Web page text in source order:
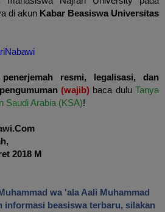
di akun Kabar Beasiswa Universitas
resmi, legalisasi, dan
(wajib) baca duluTanya
Saudi Arabia (KSA)!
2018 M
wa 'ala Aali Muhammad
informasi beasiswa terbaru, silakan